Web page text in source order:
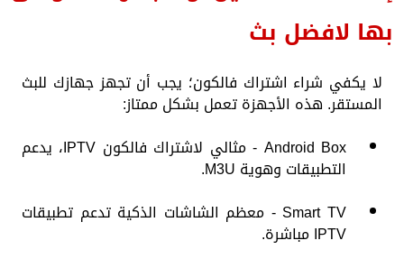
بها لافضل بث
لا يكفي شراء اشتراك فالكون؛ يجب أن تجهز جهازك للبث
المستقر. هذه الأجهزة تعمل بشكل ممتاز:
Android Box - مثالي لاشتراك فالكون IPTV، يدعم
التطبيقات وهوية M3U.
Smart TV - معظم الشاشات الذكية تدعم تطبيقات
IPTV مباشرة.